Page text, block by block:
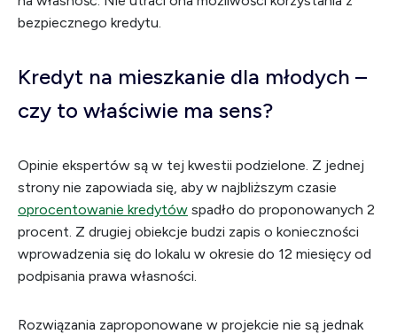
bezpiecznego kredytu.
Kredyt na mieszkanie dla młodych –
czy to właściwie ma sens?
Opinie ekspertów są w tej kwestii podzielone. Z jednej
strony nie zapowiada się, aby w najbliższym czasie
oprocentowanie kredytów spadło do proponowanych 2
procent. Z drugiej obiekcje budzi zapis o konieczności
wprowadzenia się do lokalu w okresie do 12 miesięcy od
podpisania prawa własności.
Rozwiązania zaproponowane w projekcie nie są jednak